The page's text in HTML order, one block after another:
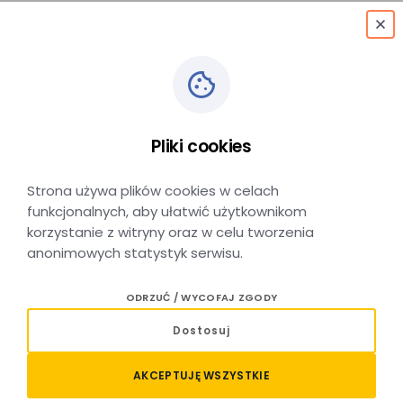
Biadoliny→ Kraków Główny
Relacja Biadoliny – Kraków
Główny – sprawdź połączenia
i kup bilet
Planujesz podróż pociągiem na trasie Biadoliny – Kraków
Pliki cookies
Strona używa plików cookies w celach
funkcjonalnych, aby ułatwić użytkownikom
korzystanie z witryny oraz w celu tworzenia
anonimowych statystyk serwisu.
ODRZUĆ / WYCOFAJ ZGODY
Dostosuj
AKCEPTUJĘ WSZYSTKIE